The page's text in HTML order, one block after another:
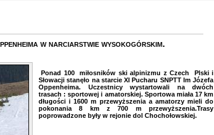
w narciarstwie wysokogórskim.
Ponad 100 miłosników ski alpinizmu z Czech Plski i
Słowacji stanęło na starcie XI Pucharu SNPTT Im Józefa
Oppenheima. Uczestnicy wystartowali na dwóch
trasach : sportowej i amatorskiej. Sportowa miała 17 km
długości i 1600 m przewyższenia a amatorzy mieli do
pokonania 8 km z 700 m przewyższenia.Trasy
poprowadzone były w rejonie dol Chochołowskiej.